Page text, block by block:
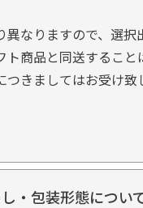
なりますので、選択
ト商品と同送すること
きましてはお受け
・包装形態につい